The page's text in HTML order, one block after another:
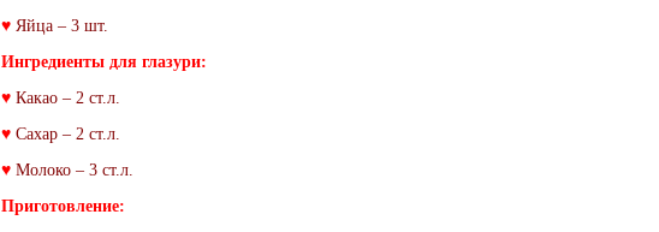
♥ Яйца – 3 шт.
Ингредиенты для глазури:
♥ Какао – 2 ст.л.
♥ Сахар – 2 ст.л.
♥ Молоко – 3 ст.л.
Приготовление: